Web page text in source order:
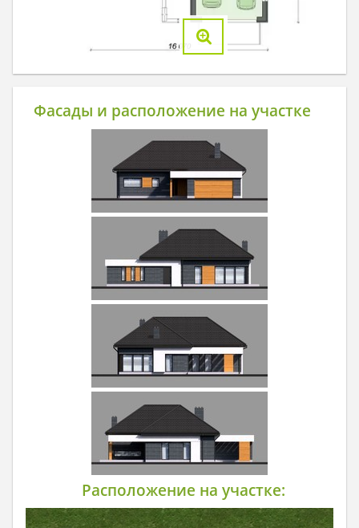
Фасады и расположение на участке
Расположение на участке: